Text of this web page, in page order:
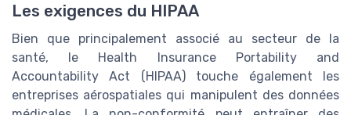
Les exigences du HIPAA
Bien que principalement associé au secteur de la
santé, le Health Insurance Portability and
Accountability Act (HIPAA) touche également les
entreprises aérospatiales qui manipulent des données